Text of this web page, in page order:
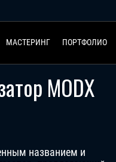
МАСТЕРИНГ ПОРТФОЛИО
MODX
названием и